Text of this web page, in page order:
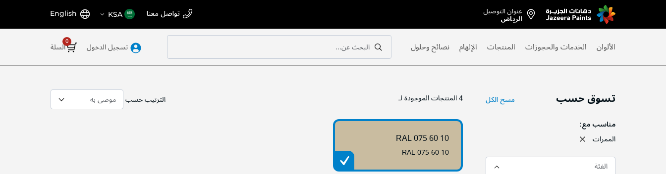
Skip
to
عنوان التوصيل
الرياض تواصل معنا اختر
المتجر
KSA اللغة English
السلة تسجيل الدخول
بحث
البحث عن...
بحث الألوان الخدمات والحجوزات المنتجات الإلهام نصائح وحلول
4المنتجات الموجودة لـ الترتيب حسب
RAL 075 60 10
RAL 075 60 10
تسوق حسب
مناسب مع
الممرات
مسح الكل
الفئة